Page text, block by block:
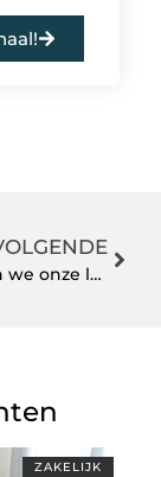
Hoe kunnen we onze landbouw duurzaam verbeteren?
ZAKELIJK